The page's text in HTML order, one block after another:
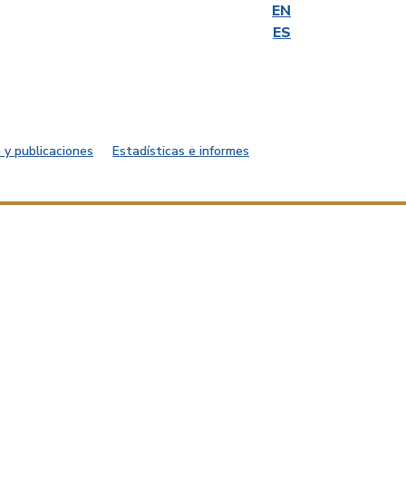
EN
ES
publicaciones Estadísticas e informes